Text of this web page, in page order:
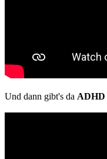
Und dann gibt's da ADHD